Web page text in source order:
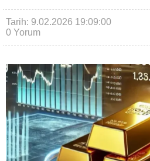
Tarih: 9.02.2026 19:09:00
0 Yorum